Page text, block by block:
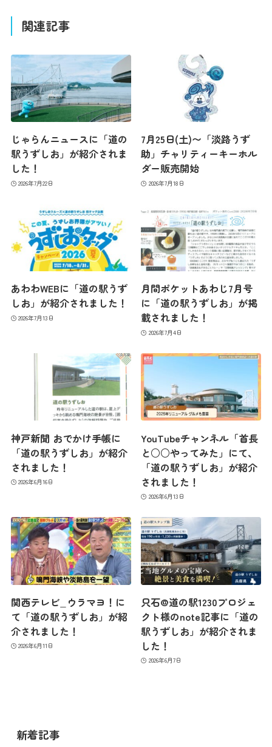
最新情報
コンセプト
コンテンツ
関連記事
じゃらんニュースに「道の
駅うずしお」が紹介されま
した！
2026年7月22日
7月25日(土)〜「淡路うず
助」チャリティーキーホル
ダー販売開始
2026年7月18日
あわわWEBに「道の駅うず
しお」が紹介されました！
2026年7月13日
月間ポケットあわじ7月号
に「道の駅うずしお」が掲
載されました！
2026年7月4日
神戸新聞 おでかけ手帳に
「道の駅うずしお」が紹介
されました！
2026年6月16日
YouTubeチャンネル「首長
と○○やってみた」にて、
「道の駅うずしお」が紹介
されました！
2026年6月13日
関西テレビ_ウラマヨ！に
て「道の駅うずしお」が紹
介されました！
2026年6月11日
只石@道の駅1230プロジェ
クト様のnote記事に「道の
駅うずしお」が紹介されま
した！
2026年6月7日
新着記事